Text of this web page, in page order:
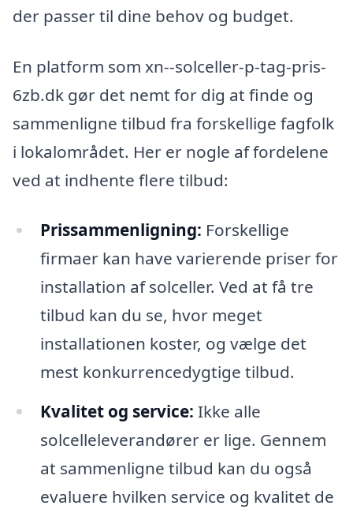
der passer til dine behov og budget.
En platform som xn--solceller-p-tag-pris-
6zb.dk gør det nemt for dig at finde og
sammenligne tilbud fra forskellige fagfolk
i lokalområdet. Her er nogle af fordelene
ved at indhente flere tilbud:
Prissammenligning: Forskellige
firmaer kan have varierende priser for
installation af solceller. Ved at få tre
tilbud kan du se, hvor meget
installationen koster, og vælge det
mest konkurrencedygtige tilbud.
Kvalitet og service: Ikke alle
solcelleleverandører er lige. Gennem
at sammenligne tilbud kan du også
evaluere hvilken service og kvalitet de